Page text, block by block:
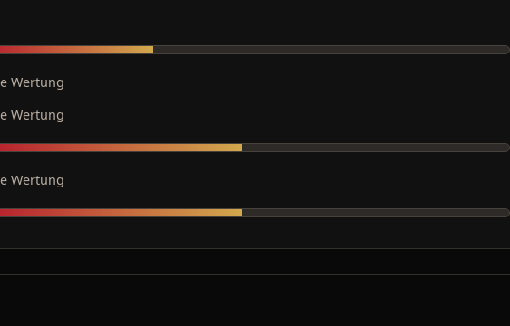
Wertung
Wertung
Wertung